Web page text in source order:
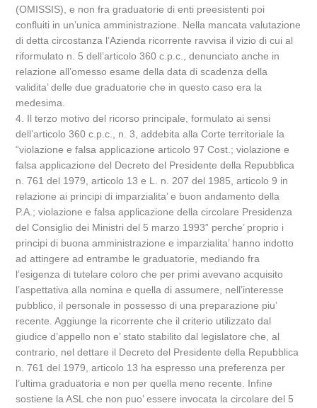
(OMISSIS), e non fra graduatorie di enti preesistenti poi
confluiti in un’unica amministrazione. Nella mancata valutazione
di detta circostanza l’Azienda ricorrente ravvisa il vizio di cui al
riformulato n. 5 dell’articolo 360 c.p.c., denunciato anche in
relazione all’omesso esame della data di scadenza della
validita’ delle due graduatorie che in questo caso era la
medesima.
4. Il terzo motivo del ricorso principale, formulato ai sensi
dell’articolo 360 c.p.c., n. 3, addebita alla Corte territoriale la
“violazione e falsa applicazione articolo 97 Cost.; violazione e
falsa applicazione del Decreto del Presidente della Repubblica
n. 761 del 1979, articolo 13 e L. n. 207 del 1985, articolo 9 in
relazione ai principi di imparzialita’ e buon andamento della
P.A.; violazione e falsa applicazione della circolare Presidenza
del Consiglio dei Ministri del 5 marzo 1993” perche’ proprio i
principi di buona amministrazione e imparzialita’ hanno indotto
ad attingere ad entrambe le graduatorie, mediando fra
l’esigenza di tutelare coloro che per primi avevano acquisito
l’aspettativa alla nomina e quella di assumere, nell’interesse
pubblico, il personale in possesso di una preparazione piu’
recente. Aggiunge la ricorrente che il criterio utilizzato dal
giudice d’appello non e’ stato stabilito dal legislatore che, al
contrario, nel dettare il Decreto del Presidente della Repubblica
n. 761 del 1979, articolo 13 ha espresso una preferenza per
l’ultima graduatoria e non per quella meno recente. Infine
sostiene la ASL che non puo’ essere invocata la circolare del 5